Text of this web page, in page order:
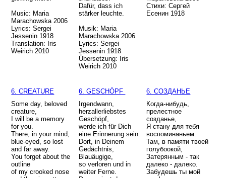
Music: Maria
Marachowska 2006
Lyrics: Sergei
Jessenin 1918
Translation: Iris
Weirich 2010
Dafür, dass ich
stärker leuchte.
Musik: Maria
Marachowska 2006
Lyrics: Sergei
Jessenin 1918
Übersetzung: Iris
Weirich 2010
Стихи: Сергей
Есенин 1918
6. CREATURE 6. GESCHÖPF
6. СОЗДАНЬЕ
Some day, beloved
creature,
I will be a memory
for you.
There, in your mind,
blue-eyed, so lost
and far away.
You forget about the
outline
of my crooked nose
Irgendwann,
herzallerliebstes
Geschöpf,
werde ich für Dich
eine Erinnerung sein.
Dort, in Deinem
Gedächtnis,
Blauäugige,
so verloren und in
weiter Ferne.
Когда-нибудь,
прелестное
созданье,
Я стану для тебя
воспоминаньем.
Там, в памяти твоей
голубоокой,
Затерянным - так
далеко - далeко.
Забудешь ты мой